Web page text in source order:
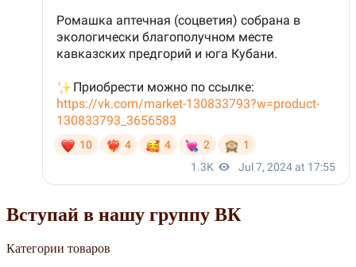
Вступай в нашу группу ВК
Категории товаров